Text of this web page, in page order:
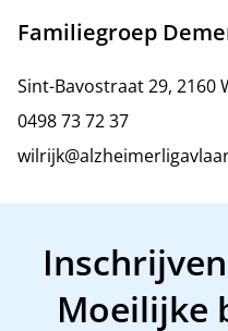
Familiegroep
Sint-Bavostraat 29, 2160
0498 73 72 37
Moeilijke